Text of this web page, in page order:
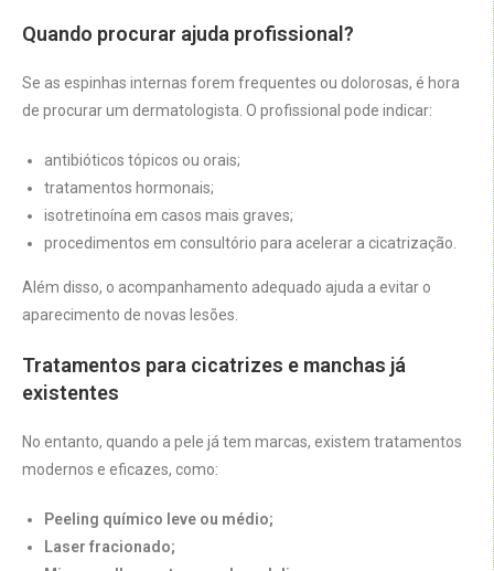
Quando procurar ajuda profissional?
Se as espinhas internas forem frequentes ou dolorosas, é hora
de procurar um dermatologista. O profissional pode indicar:
antibióticos tópicos ou orais;
tratamentos hormonais;
isotretinoína em casos mais graves;
procedimentos em consultório para acelerar a cicatrização.
Além disso, o acompanhamento adequado ajuda a evitar o
aparecimento de novas lesões.
Tratamentos para cicatrizes e manchas já
existentes
No entanto, quando a pele já tem marcas, existem tratamentos
modernos e eficazes, como:
Peeling químico leve ou médio;
Laser fracionado;